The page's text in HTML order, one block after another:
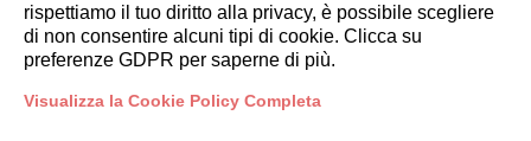
booking@italianway.house
+390286882952
rispettiamo il tuo diritto alla privacy, è possibile scegliere
di non consentire alcuni tipi di cookie. Clicca su
preferenze GDPR per saperne di più.
Visualizza la Cookie Policy Completa